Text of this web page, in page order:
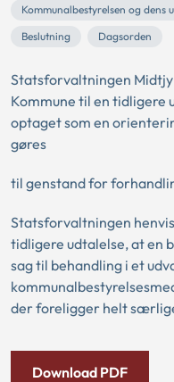
Kommunalbestyrelsen og dens
Beslutning
Dagsorden
Statsforvaltningen
Kommune til en tidligere
optaget som en
gøres
til genstand for
Statsforvaltningen
tidligere udtalelse, at en
sag til behandling i et
der foreligger helt
Download PDF